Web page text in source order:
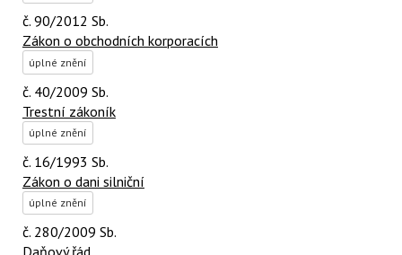
č. 90/2012 Sb.
Zákon o obchodních korporacích
úplné znění
č. 40/2009 Sb.
Trestní zákoník
úplné znění
č. 16/1993 Sb.
Zákon o dani silniční
úplné znění
č. 280/2009 Sb.